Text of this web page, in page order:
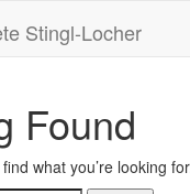
Found
find what you’re looking